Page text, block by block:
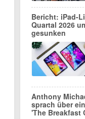
Bericht: iPad-
Quartal 2026
gesunken
Anthony
sprach über
'The Breakfast